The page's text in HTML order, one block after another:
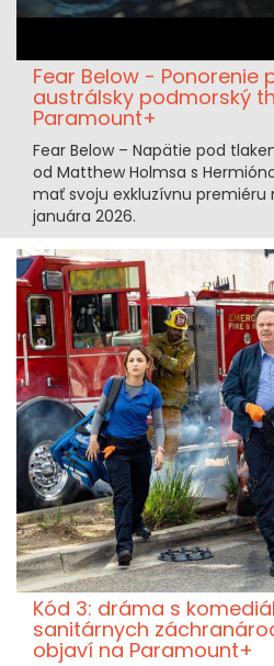
Fear Below - Ponorenie
austrálsky podmorský
Paramount+
Fear Below – Napätie pod
od Matthew Holmsa s
mať svoju exkluzívnu premiéru
januára 2026.
Kód 3: dráma s
sanitárnych
objaví na Paramount+